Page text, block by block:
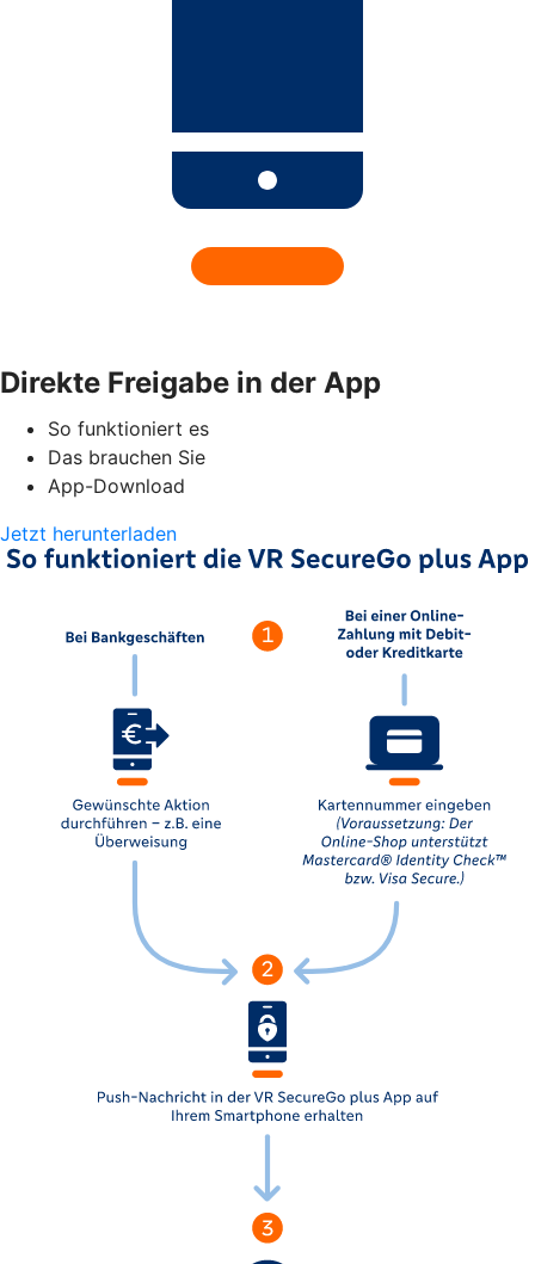
Direkte Freigabe in der App
So funktioniert es
Das brauchen Sie
App-Download
Jetzt herunterladen